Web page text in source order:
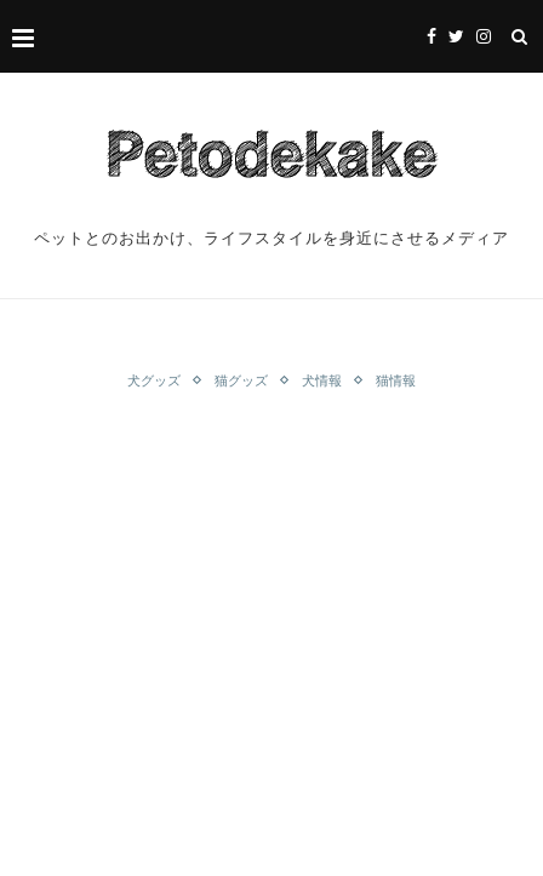
ペットとのお出かけ、ライフスタイルを身近にさせるメディア
犬グッズ 猫グッズ 犬情報 猫情報